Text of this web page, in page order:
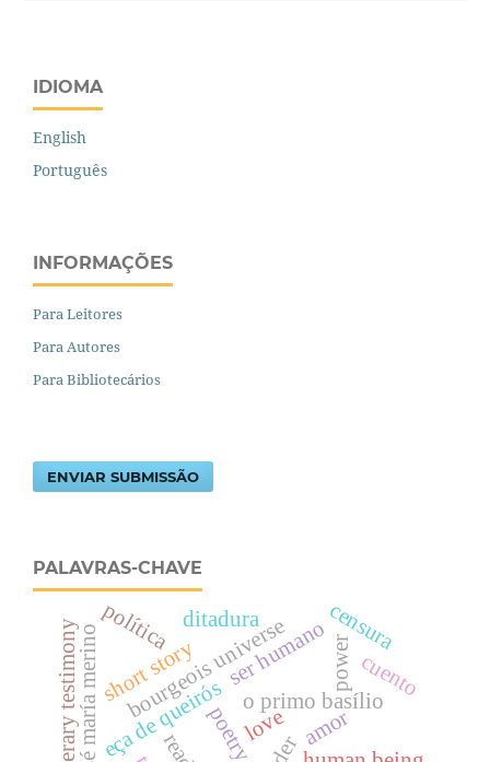
IDIOMA
English
Português
INFORMAÇÕES
Para Leitores
Para Autores
Para Bibliotecários
ENVIAR SUBMISSÃO
PALAVRAS-CHAVE
eça de queirós o primo basílio
bourgeois universe power
amor
ser humano
love
poetry
cuento
josé maría merinoshort story
ditadura
literary testimony censura
política